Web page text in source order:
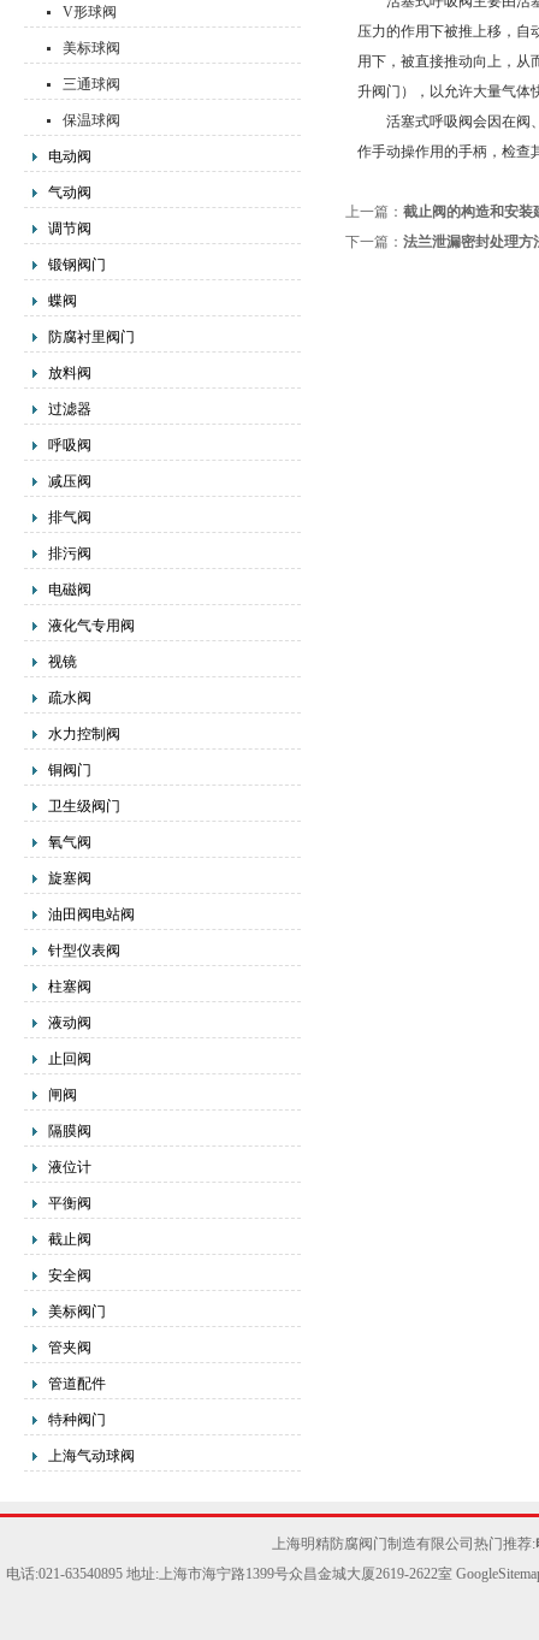
V形球阀
美标球阀
三通球阀
保温球阀
电动阀
气动阀
调节阀
锻钢阀门
蝶阀
防腐衬里阀门
放料阀
过滤器
呼吸阀
减压阀
排气阀
排污阀
电磁阀
液化气专用阀
视镜
疏水阀
水力控制阀
铜阀门
卫生级阀门
氧气阀
旋塞阀
油田阀电站阀
针型仪表阀
柱塞阀
液动阀
止回阀
闸阀
隔膜阀
液位计
平衡阀
截止阀
安全阀
美标阀门
管夹阀
管道配件
特种阀门
上海气动球阀
压力的作用下被推上移，自
用下，被直接推动向上，从
升阀门），以允许大量气体
活塞式呼吸阀会因在阀、
作手动操作用的手柄，检查
上一篇： 截止阀的构造和安装
下一篇： 法兰泄漏密封处理方
上海明精防腐阀门制造有限公司热门推荐:
电话:021-63540895 地址:上海市海宁路1399号众昌金城大厦2619-2622室